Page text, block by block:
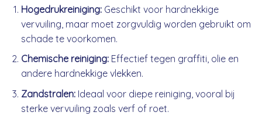
Hogedrukreiniging:Geschikt voor hardnekkige
vervuiling, maar moet zorgvuldig worden gebruikt om
schade te voorkomen.
Chemische reiniging:Effectief tegen graffiti, olie en
andere hardnekkige vlekken.
Zandstralen:Ideaal voor diepe reiniging, vooral bij
sterke vervuiling zoals verf of roet.